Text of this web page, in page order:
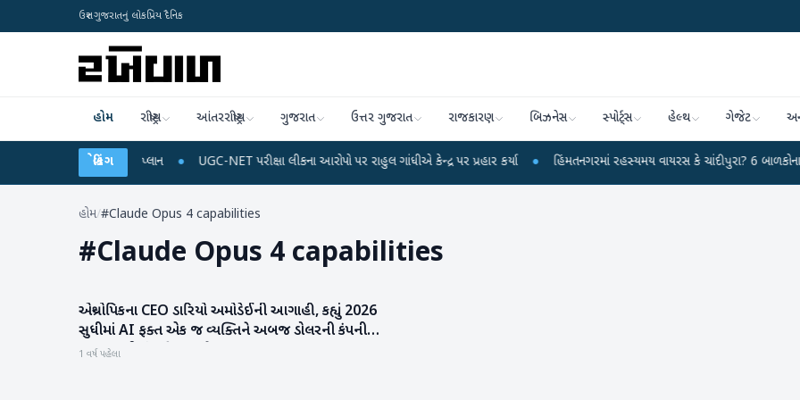
ઉત્તર ગુજરાતનું લોકપ્રિય દૈનિક
હોમ રાષ્ટ્રીય આંતરરાષ્ટ્રીય ગુજરાત ઉત્તર ગુજરાત રાજકારણ બિઝનેસ સ્પોર્ટ્સ હેલ્થ ગેજેટ
બ્રેકિંગ
રિચાર્જ અને ડેટા પ્લાન UGC-NET પરીક્ષા લીકના આરોપો પર રાહુલ ગાંધીએ કેન્દ્ર પર પ્રહાર કર્યા ● હિંમતનગરમાં રહસ્યમય વાયરસ કે ચાંદીપુરા? 6 બાળકોના મોતથી
હોમ/#Claude Opus 4 capabilities
#Claude Opus 4 capabilities
બિઝનેસ
એન્થ્રોપિકના CEO ડારિયો અમોડેઈની આગાહી, કહ્યું 2026
સુધીમાં AI ફક્ત એક જ વ્યક્તિને અબજ ડોલરની કંપની
ચલાવવાની મંજૂરી આપશે
1 વર્ષ પહેલા